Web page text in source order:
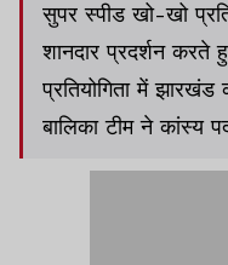
सुपर स्पीड खो-खो
शानदार प्रदर्शन करते
प्रतियोगिता में
बालिका टीम ने कांस्य